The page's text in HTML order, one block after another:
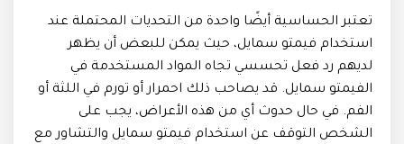
تعتبر الحساسية أيضًا واحدة من التحديات المحتملة عند
استخدام فيمتو سمايل، حيث يمكن للبعض أن يظهر
لديهم رد فعل تحسسي تجاه المواد المستخدمة في
الفيمتو سمايل. قد يصاحب ذلك احمرار أو تورم في اللثة أو
الفم. في حال حدوث أي من هذه الأعراض، يجب على
الشخص التوقف عن استخدام فيمتو سمايل والتشاور مع